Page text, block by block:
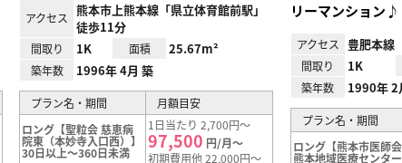
アクセス
熊本市上熊本線「県立体育館前駅」
徒歩11分
間取り 1K 面積 25.67m²
築年数 1996年 4月 築
プラン名・期間
月額目安
ロング【聖粒会 慈恵病
院東（本妙寺入口西）】
30日以上～360日未満
1日当たり 2,700円～
97,500 円/月～
初期費用他 22,000円～
リーマンション♪
アクセス 豊肥本線
間取り 1K
築年数 1990年 2
プラン名・期間
ロング【熊本市医師会
熊本地域医療センター